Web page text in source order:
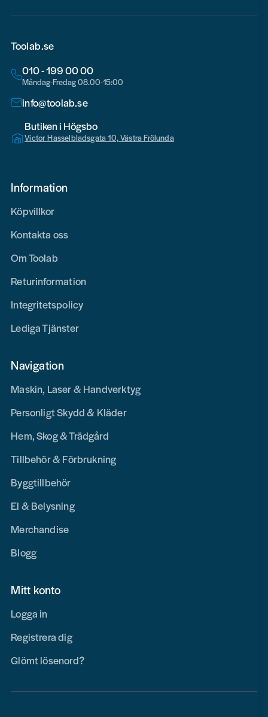
Toolab.se
010 - 199 00 00
Måndag-Fredag 08.00-15:00
info@toolab.se
Butiken i Högsbo
Victor Hasselbladsgata 10, Västra Frölunda
Information
Köpvillkor
Kontakta oss
Om Toolab
Returinformation
Integritetspolicy
Lediga Tjänster
Navigation
Maskin, Laser & Handverktyg
Personligt Skydd & Kläder
Hem, Skog & Trädgård
Tillbehör & Förbrukning
Byggtillbehör
El & Belysning
Merchandise
Blogg
Mitt konto
Logga in
Registrera dig
Glömt lösenord?